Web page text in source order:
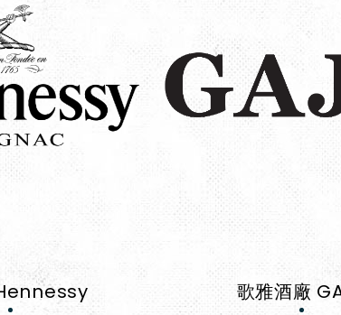
歌雅酒廠